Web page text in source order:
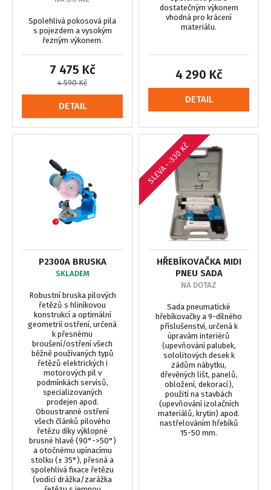
Spolehlivá pokosová pila
s pojezdem a vysokým
řezným výkonem.
7 475 Kč
4 590 Kč
DETAIL
dostatečným výkonem
vhodná pro krácení
materiálu.
4 290 Kč
DETAIL
P2300A BRUSKA
SKLADEM
Robustní bruska pilových
řetězů s hliníkovou
konstrukcí a optimální
geometrií ostření, určená
k přesnému
broušení/ostření všech
běžně používaných typů
řetězů elektrických i
motorových pil v
podmínkách servisů,
specializovaných
prodejen apod.
Oboustranné ostření
všech článků pilového
řetězu díky výklopné
brusné hlavě (90°->50°)
a otočnému upínacímu
stolku (± 35°), přesná a
spolehlivá fixace řetězu
(vodící drážka/zarážka
SLEVA --330 Kč
HŘEBÍKOVAČKA MIDI
PNEU SADA
NA DOTAZ
Sada pneumatické
hřebíkovačky a 9-dílného
příslušenství, určená k
úpravám interiérů
(upevňování palubek,
sololitových desek k
zádům nábytku,
dřevěných lišt, panelů,
obložení, dekorací),
použití na stavbách
(upevňování izolačních
materiálů, krytin) apod.
nastřelováním hřebíků
15-50 mm.